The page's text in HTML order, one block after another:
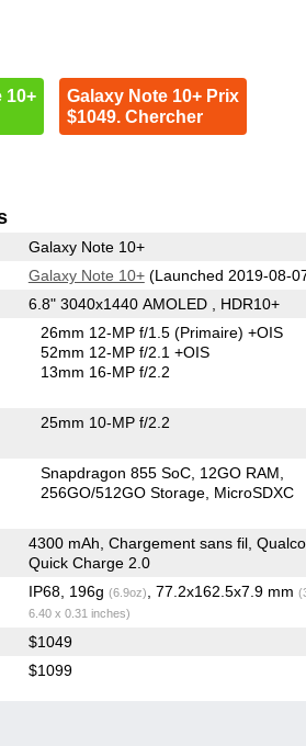
10+
Galaxy Note 10+ Prix
$1049. Chercher
Galaxy Note 10+
Galaxy Note 10+(Launched 2019-08-
6.8" 3040x1440 AMOLED , HDR10+
26mm 12-MP f/1.5(Primaire) +OIS
52mm 12-MP f/2.1 +OIS
13mm 16-MP f/2.2
25mm 10-MP f/2.2
Snapdragon 855 SoC 12GO RAM
256GO/512GO Storage MicroSDXC
4300 mAh, Chargement sans fil,
Quick Charge 2.0
IP68, 196g (6.9oz) , 77.2x162.5x7.9 mm
6.40 x 0.31 inches)
$1049
$1099